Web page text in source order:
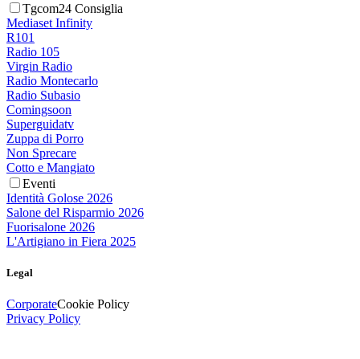
Tgcom24 Consiglia
Mediaset Infinity
R101
Radio 105
Virgin Radio
Radio Montecarlo
Radio Subasio
Comingsoon
Superguidatv
Zuppa di Porro
Non Sprecare
Cotto e Mangiato
Eventi
Identità Golose 2026
Salone del Risparmio 2026
Fuorisalone 2026
L'Artigiano in Fiera 2025
Legal
CorporateCookie Policy
Privacy Policy